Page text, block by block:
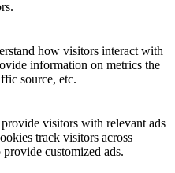
how visitors interact with
information on metrics the
source, etc.
visitors with relevant ads
track visitors across
customized ads.